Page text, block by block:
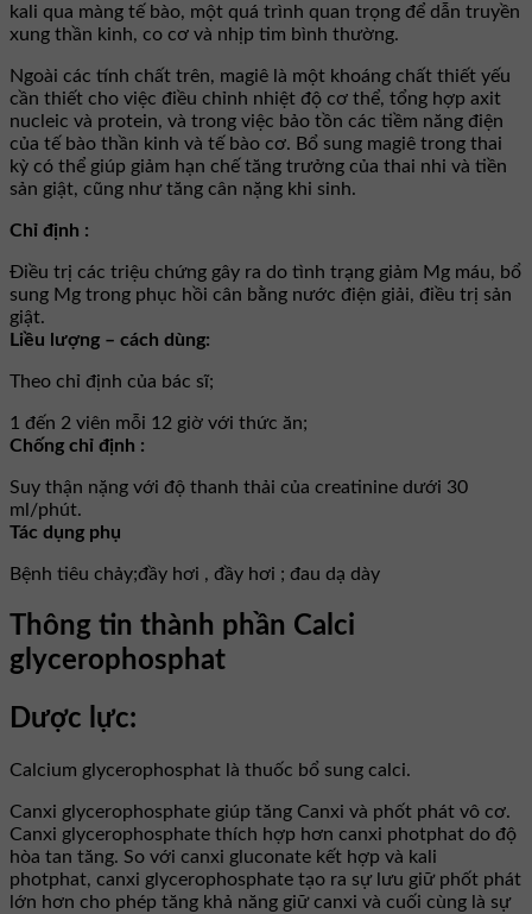
kali qua màng tế bào, một quá trình quan trọng để dẫn truyền
xung thần kinh, co cơ và nhịp tim bình thường.
Ngoài các tính chất trên, magiê là một khoáng chất thiết yếu
cần thiết cho việc điều chỉnh nhiệt độ cơ thể, tổng hợp axit
nucleic và protein, và trong việc bảo tồn các tiềm năng điện
của tế bào thần kinh và tế bào cơ. Bổ sung magiê trong thai
kỳ có thể giúp giảm hạn chế tăng trưởng của thai nhi và tiền
sản giật, cũng như tăng cân nặng khi sinh.
Chỉ định :
Ðiều trị các triệu chứng gây ra do tình trạng giảm Mg máu, bổ
sung Mg trong phục hồi cân bằng nước điện giải, điều trị sản
giật.
Liều lượng – cách dùng:
Theo chỉ định của bác sĩ;
1 đến 2 viên mỗi 12 giờ với thức ăn;
Chống chỉ định :
Suy thận nặng với độ thanh thải của creatinine dưới 30
ml/phút.
Tác dụng phụ
Bệnh tiêu chảy;đầy hơi , đầy hơi ; đau dạ dày
Thông tin thành phần Calci
glycerophosphat
Dược lực:
Calcium glycerophosphat là thuốc bổ sung calci.
Canxi glycerophosphate giúp tăng Canxi và phốt phát vô cơ.
Canxi glycerophosphate thích hợp hơn canxi photphat do độ
hòa tan tăng. So với canxi gluconate kết hợp và kali
photphat, canxi glycerophosphate tạo ra sự lưu giữ phốt phát
lớn hơn cho phép tăng khả năng giữ canxi và cuối cùng là sự